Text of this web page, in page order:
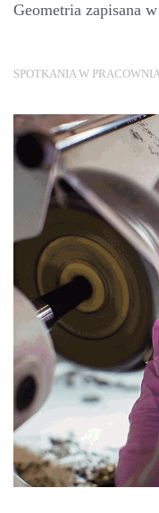
Geometria zapisana
SPOTKANIA W